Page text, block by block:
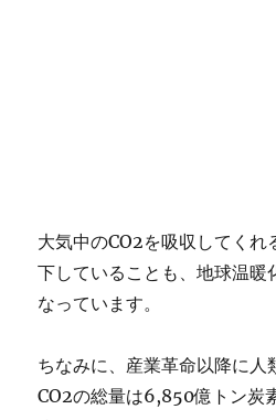
大気中のCO2を吸収してくれ
下していることも、地球温暖
なっています。
ちなみに、産業革命以降に人
CO2の総量は6,850億トン炭